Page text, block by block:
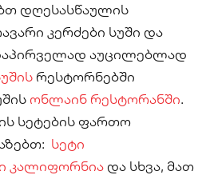
დღესასწაულის
კერძები სუში და
აუცილებლად
რესტორნებში
ონლაინ რესტორანში.
სეტების ფართო
სეტი
კალიფორნია და სხვა, მათ